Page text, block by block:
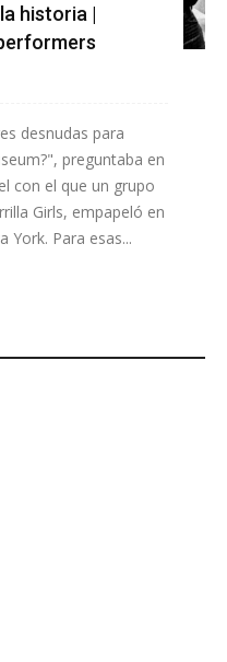
historia |
desnudas para
preguntaba en
con el que un grupo
Girls, empapeló en
York. Para esas...